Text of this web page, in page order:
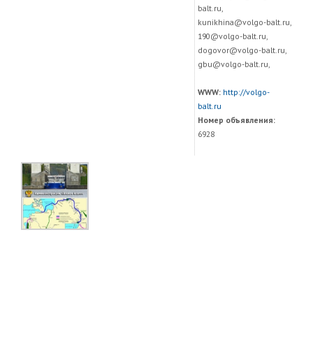
balt.ru,
kunikhina@volgo-balt.ru,
190@volgo-balt.ru,
dogovor@volgo-balt.ru,
gbu@volgo-balt.ru,
WWW: http://volgo-
balt.ru
Номер объявления:
6928